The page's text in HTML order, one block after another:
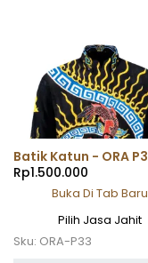
Batik Katun - ORA
Rp1.500.000
Buka Di Tab Baru
Pilih Jasa Jahit
Sku: ORA-P33